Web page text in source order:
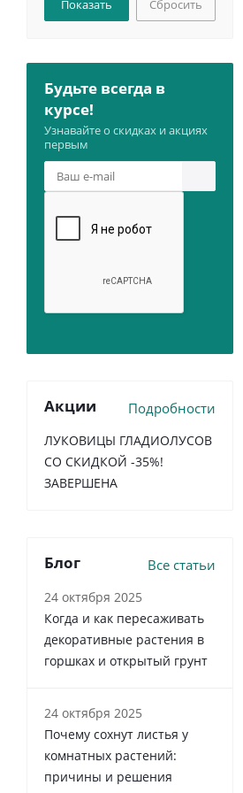
Сбросить
Будьте всегда в
курсе!
Узнавайте о скидках и акциях
первым
Акции Подробности
ЛУКОВИЦЫ ГЛАДИОЛУСОВ
СО СКИДКОЙ -35%!
ЗАВЕРШЕНА
Блог Все статьи
24 октября 2025
Когда и как пересаживать
декоративные растения в
горшках и открытый грунт
24 октября 2025
Почему сохнут листья у
комнатных растений:
причины и решения